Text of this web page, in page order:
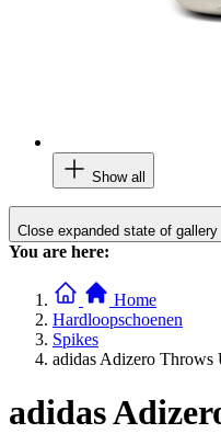
Show all
Close expanded state of gallery
You are here:
Home
Hardloopschoenen
Spikes
adidas Adizero Throws
adidas